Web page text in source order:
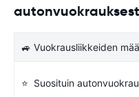
🚙 Vuokrausliikkeiden
⭐ Suosituin